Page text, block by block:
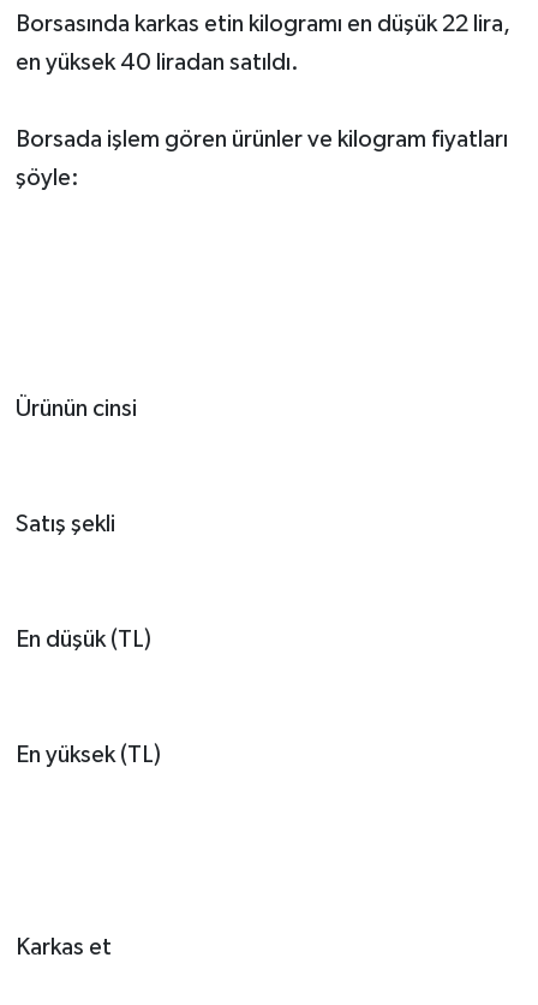
Borsasında karkas etin kilogramı en düşük 22 lira,
en yüksek 40 liradan satıldı.
Borsada işlem gören ürünler ve kilogram fiyatları
şöyle:
Ürünün cinsi
Satış şekli
En düşük (TL)
En yüksek (TL)
Karkas et